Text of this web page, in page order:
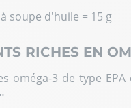
soupe d'huile = 15 g
RICHES EN
oméga-3 de type EPA